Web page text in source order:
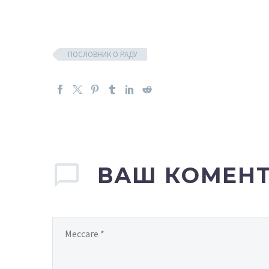
ПОСЛОВНИК О РАДУ
ВАШ